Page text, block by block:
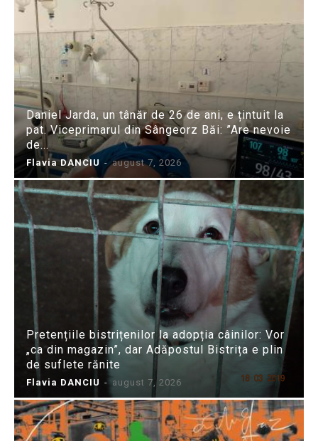
Daniel Jarda, un tânăr de 26 de ani, e țintuit la
pat. Viceprimarul din Sângeorz Băi: ”Are nevoie
de...
Flavia DANCIU - august 7, 2026
Pretențiile bistrițenilor la adopția câinilor: Vor
„ca din magazin”, dar Adăpostul Bistrița e plin
de suflete rănite
Flavia DANCIU - august 7, 2026